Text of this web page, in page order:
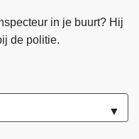
in je buurt? Hij
de politie.
▼